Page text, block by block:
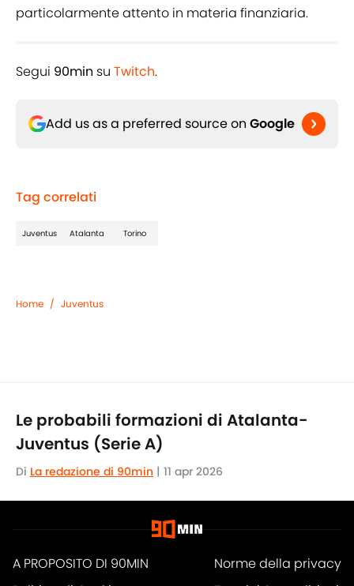
particolarmente attento in materia finanziaria.
Segui 90min su Twitch.
Add us as a preferred source on Google
Tag correlati
Juventus Atalanta Torino
Home / Juventus
Le probabili formazioni di Atalanta-
Juventus (Serie A)
Di La redazione di 90min | 11 apr 2026
A PROPOSITO DI 90MIN
Norme della privacy